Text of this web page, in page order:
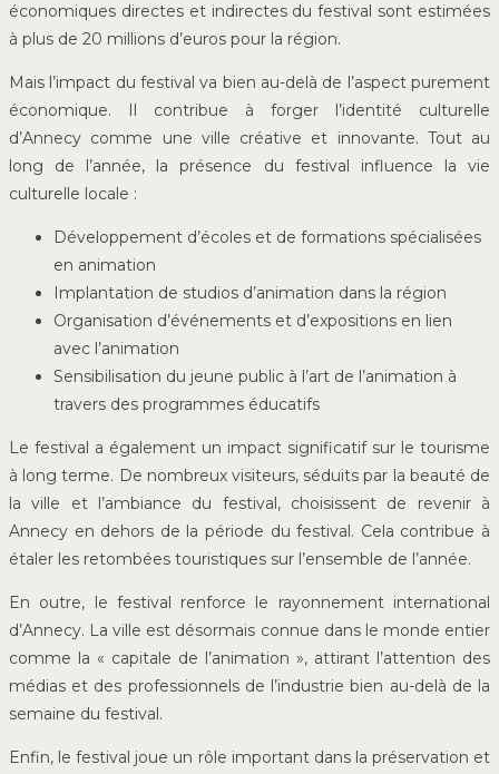
économiques directes et indirectes du festival sont estimées
à plus de 20 millions d’euros pour la région.
Mais l’impact du festival va bien au-delà de l’aspect purement
économique. Il contribue à forger l’identité culturelle
d’Annecy comme une ville créative et innovante. Tout au
long de l’année, la présence du festival influence la vie
culturelle locale :
Développement d’écoles et de formations spécialisées
en animation
Implantation de studios d’animation dans la région
Organisation d’événements et d’expositions en lien
avec l’animation
Sensibilisation du jeune public à l’art de l’animation à
travers des programmes éducatifs
Le festival a également un impact significatif sur le tourisme
à long terme. De nombreux visiteurs, séduits par la beauté de
la ville et l’ambiance du festival, choisissent de revenir à
Annecy en dehors de la période du festival. Cela contribue à
étaler les retombées touristiques sur l’ensemble de l’année.
En outre, le festival renforce le rayonnement international
d’Annecy. La ville est désormais connue dans le monde entier
comme la « capitale de l’animation », attirant l’attention des
médias et des professionnels de l’industrie bien au-delà de la
semaine du festival.
Enfin, le festival joue un rôle important dans la préservation et